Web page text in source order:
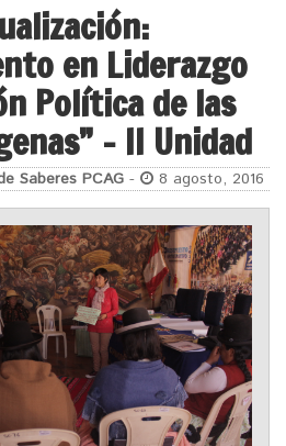
en Liderazgo
Política de las
– II Unidad
Saberes PCAG - 8 agosto, 2016